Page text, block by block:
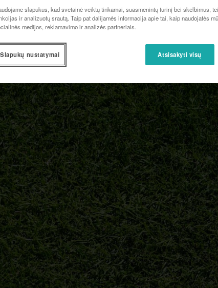
slapukus, kad svetainė veiktų tinkamai, suasmenintų turinį bei skelbimus,
ir analizuotų srautą. Taip pat dalijamės informacija apie tai, kaip naudojatės
medijos, reklamavimo ir analizės partneriais.
Atsisakyti visų
Slapukų nustatymai